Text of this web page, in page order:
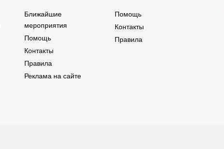
Ближайшие
мероприятия
Помощь
Контакты
Правила
Реклама на сайте
Помощь
Контакты
Правила